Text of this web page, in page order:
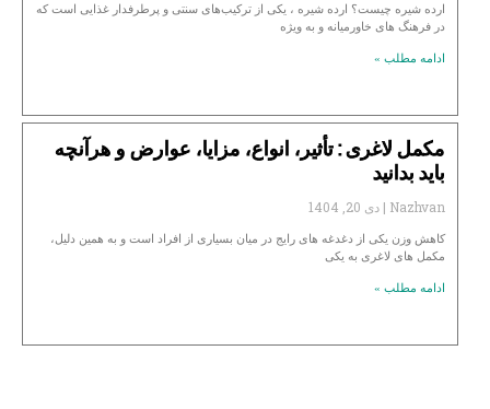
ارده شیره چیست؟ ارده شیره ، یکی از ترکیب‌های سنتی و پرطرفدار غذایی است که
در فرهنگ‌ های خاورمیانه و به ویژه
ادامه مطلب »
مکمل لاغری : تأثیر، انواع، مزایا، عوارض و هرآنچه
باید بدانید
Nazhvan دی 20, 1404
کاهش وزن یکی از دغدغه‌ های رایج در میان بسیاری از افراد است و به همین دلیل،
مکمل‌ های لاغری به یکی
ادامه مطلب »